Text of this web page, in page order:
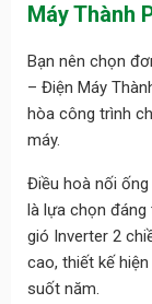
Máy Thành
Bạn nên chọn
– Điện Máy
hòa công trình
máy.
Điều hoà nối ống
là lựa chọn đáng
gió Inverter 2
cao, thiết kế
suốt năm.